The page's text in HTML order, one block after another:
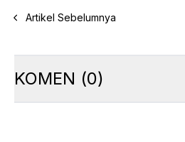
Artikel Sebelumnya
KOMEN (0)